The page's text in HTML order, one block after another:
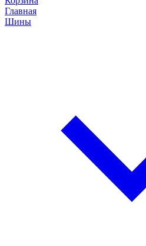
Главная
Шины